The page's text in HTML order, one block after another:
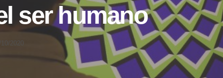
ser humano
2020